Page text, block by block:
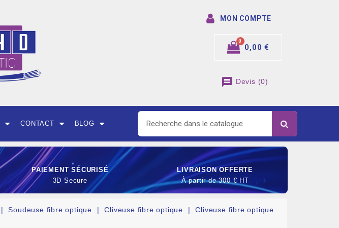
MON COMPTE
0,00 €
message Devis (0)
CONTACT BLOG
PAIEMENT SÉCURISÉ
3D Secure
LIVRAISON OFFERTE
À partir de 300 € HT
Soudeuse fibre optique Cliveuse fibre optique
Cliveuse fibre optique